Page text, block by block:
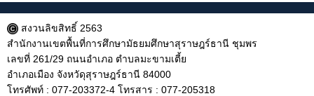
สงวนลิขสิทธิ์ 2563
สำนักงานเขตพื้นที่การศึกษามัธยมศึกษาสุราษฎร์ธานี ชุมพร
เลขที่ 261/29 ถนนอำเภอ ตำบลมะขามเตี้ย
อำเภอเมือง จังหวัดุสุราษฎร์ธานี 84000
โทรศัพท์ : 077-203372-4 โทรสาร : 077-205318